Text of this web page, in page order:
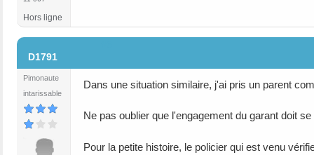
Hors ligne
D1791
Pimonaute
intarissable
Dans une situation similaire, j'ai pris un parent
Ne pas oublier que l'engagement du garant doit
Pour la petite histoire, le policier qui est venu